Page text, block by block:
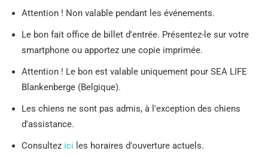
Attention ! Non valable pendant les événements.
Le bon fait office de billet d'entrée. Présentez-le sur votre
smartphone ou apportez une copie imprimée.
Attention ! Le bon est valable uniquement pour SEA LIFE
Blankenberge (Belgique).
Les chiens ne sont pas admis, à l'exception des chiens
d'assistance.
Consultez ici les horaires d'ouverture actuels.